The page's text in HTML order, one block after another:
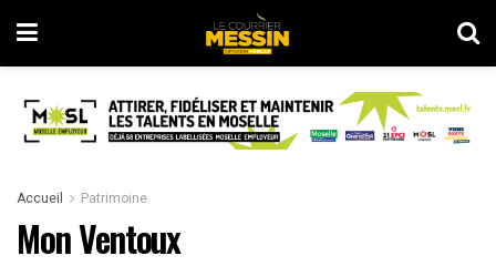
Accueil Patrimoine
Mon Ventoux